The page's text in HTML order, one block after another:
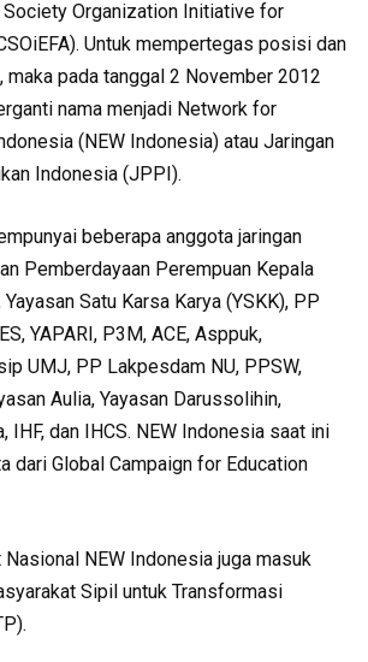
Society Organization Initiative for
Untuk mempertegas posisi dan
pada tanggal 2 November 2012
nama menjadi Network for
(NEW Indonesia) atau Jaringan
Indonesia (JPPI).
beberapa anggota jaringan
Pemberdayaan Perempuan Kepala
Satu Karsa Karya (YSKK), PP
YAPARI, P3M, ACE, Asppuk,
UMJ, PP Lakpesdam NU, PPSW,
Aulia, Yayasan Darussolihin,
IHF, dan IHCS. NEW Indonesia saat ini
dari Global Campaign for Education
NEW Indonesia juga masuk
Sipil untuk Transformasi